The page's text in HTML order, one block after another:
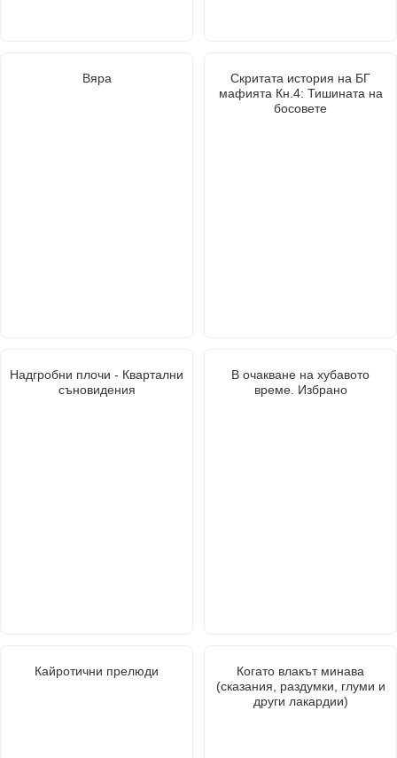
Вяра
Скритата история на БГ
мафията Кн.4: Тишината на
босовете
Надгробни плочи - Квартални
съновидения
В очакване на хубавото
време. Избрано
Кайротични прелюди
Когато влакът минава
(сказания, раздумки, глуми и
други лакардии)